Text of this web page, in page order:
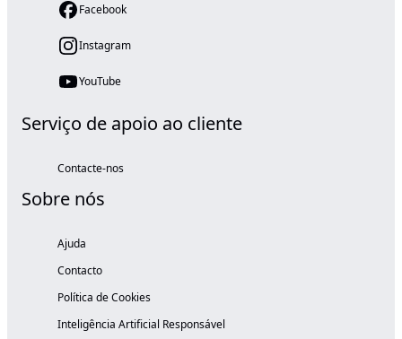
Facebook
Instagram
YouTube
Serviço de apoio ao cliente
Contacte-nos
Sobre nós
Ajuda
Contacto
Política de Cookies
Inteligência Artificial Responsável